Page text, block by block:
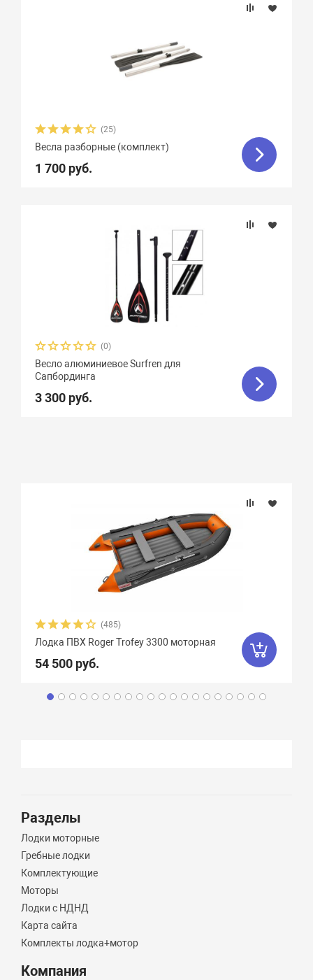
(25)
Весла разборные (комплект)
1 700 руб.
(0)
Весло алюминиевое Surfren для
Сапбординга
3 300 руб.
(485)
Лодка ПВХ Roger Trofey 3300 моторная
54 500 руб.
Разделы
Лодки моторные
Гребные лодки
Комплектующие
Моторы
Лодки с НДНД
Карта сайта
Комплекты лодка+мотор
Компания